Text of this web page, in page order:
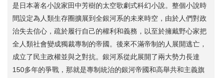
是日本著名小說家田中芳樹的太空歌劇式科幻小說。整個小說時
間設定為人類生存圈擴展到全銀河系的未來時空，由於人們對政
治失去信心，疏於履行自己的權利和義務，以至於擁戴野心家把
全人類社會變成獨裁專制的帝國。後來不滿帝制的人展開逃亡，
成立了民主政權並與之對抗。銀河系從此展開了兩大勢力長達
150多年的爭戰，那就是專制統治的銀河帝國和高舉共和主義旗